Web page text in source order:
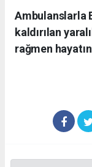
Ambulanslarla
kaldırılan
rağmen